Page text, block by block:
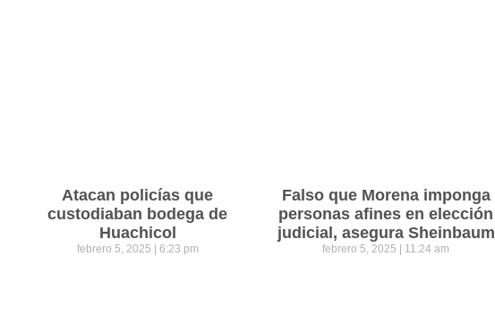
Atacan policías que
custodiaban bodega de
Huachicol
febrero 5, 2025 6:23 pm
Falso que Morena imponga
personas afines en elección
judicial, asegura Sheinbaum
febrero 5, 2025 11:24 am